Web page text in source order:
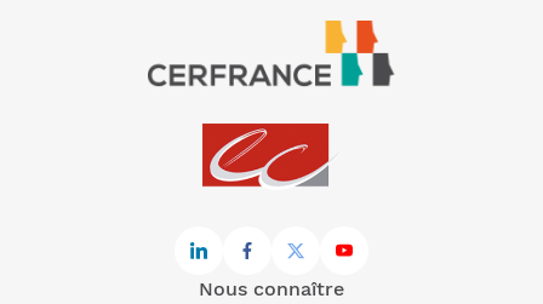
Nous connaître